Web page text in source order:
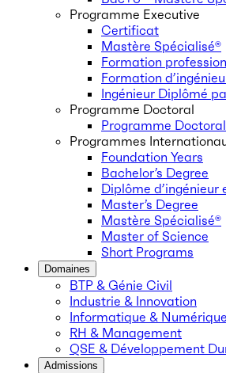
Programme Executive
Certificat
Mastère Spécialisé®
Formation
Formation
Ingénieur Diplômé
Programme Doctoral
Programme Doctoral
Programmes
Foundation Years
Bachelor’s Degree
Diplôme d’ingénieur
Master’s Degree
Mastère Spécialisé®
Master of Science
Short Programs
Domaines
BTP & Génie Civil
Industrie & Innovation
Informatique & Numérique
RH & Management
QSE & Développement
Admissions